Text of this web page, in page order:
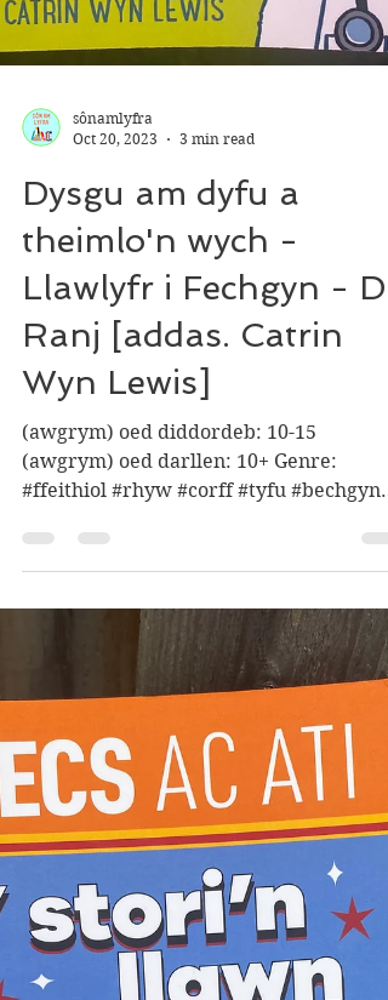
sônamlyfra
Oct 20, 2023
3 min read
Dysgu am dyfu a
theimlo'n wych -
Llawlyfr i Fechgyn - Dr.
Ranj [addas. Catrin
Wyn Lewis]
(awgrym) oed darllen: 10+ Genre:
#ffeithiol #rhyw #corff #tyfu #bechgyn
#addasiad Darluniau: David O'Connell...